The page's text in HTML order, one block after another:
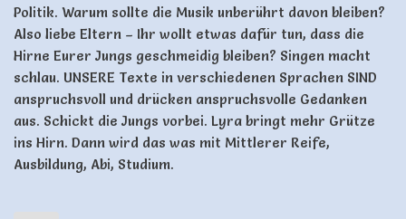
Politik. Warum sollte die Musik unberührt davon bleiben?
Also liebe Eltern – Ihr wollt etwas dafür tun, dass die
Hirne Eurer Jungs geschmeidig bleiben? Singen macht
schlau. UNSERE Texte in verschiedenen Sprachen SIND
anspruchsvoll und drücken anspruchsvolle Gedanken
aus. Schickt die Jungs vorbei. Lyra bringt mehr Grütze
ins Hirn. Dann wird das was mit Mittlerer Reife,
Ausbildung, Abi, Studium.